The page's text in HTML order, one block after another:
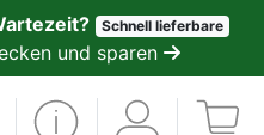
Schnell lieferbare
und sparen